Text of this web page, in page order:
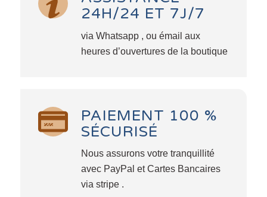
24H/24 ET 7J/7
via Whatsapp , ou émail aux
heures d’ouvertures de la boutique
PAIEMENT 100 %
SÉCURISÉ
Nous assurons votre tranquillité
avec PayPal et Cartes Bancaires
via stripe .